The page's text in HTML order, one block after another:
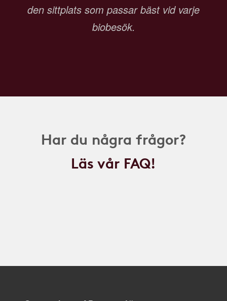
den sittplats som passar bäst vid varje
biobesök.
Har du några frågor?
Läs vår FAQ!